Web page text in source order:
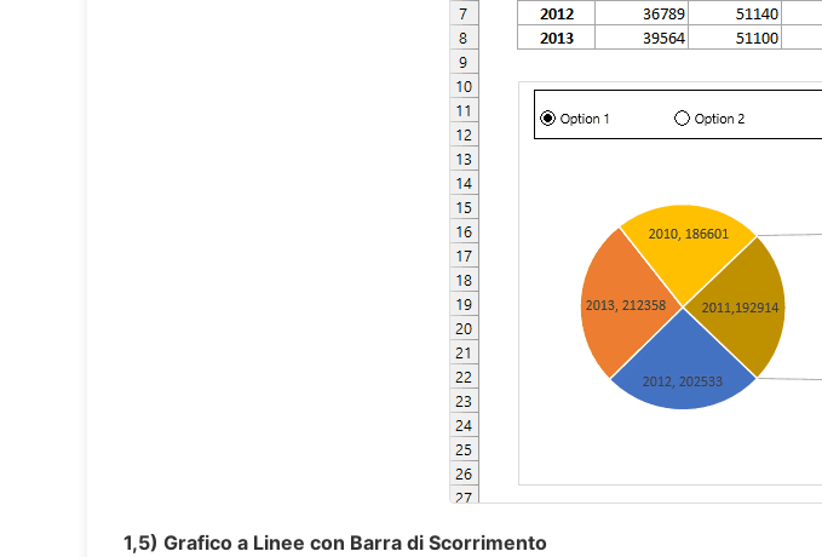
1,5) Grafico a Linee con Barra di Scorrimento